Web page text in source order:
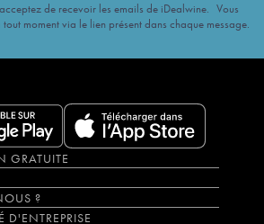
de recevoir les emails de iDealwine. Vous
moment via le lien présent dans chaque message.
GRATUITE
?
D'ENTREPRISE